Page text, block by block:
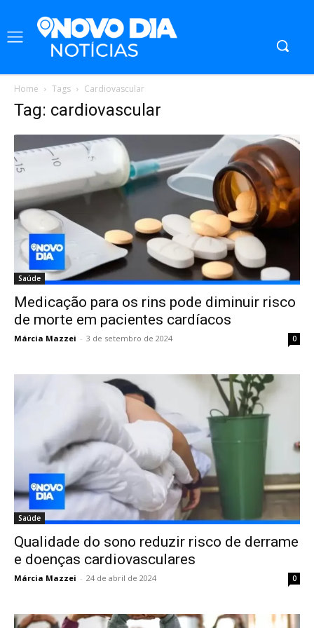
Home Tags Cardiovascular
Tag: cardiovascular
Saúde
Medicação para os rins pode diminuir risco
de morte em pacientes cardíacos
Márcia Mazzei - 3 de setembro de 2024 0
Saúde
Qualidade do sono reduzir risco de derrame
e doenças cardiovasculares
Márcia Mazzei - 24 de abril de 2024 0